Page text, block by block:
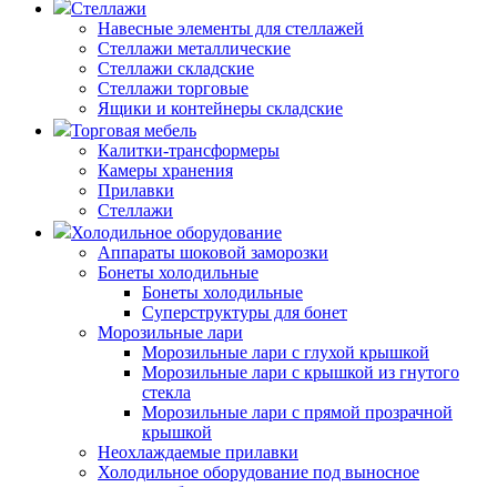
Стеллажи
Навесные элементы для стеллажей
Стеллажи металлические
Стеллажи складские
Стеллажи торговые
Ящики и контейнеры складские
Торговая мебель
Калитки-трансформеры
Камеры хранения
Прилавки
Стеллажи
Холодильное оборудование
Аппараты шоковой заморозки
Бонеты холодильные
Бонеты холодильные
Суперструктуры для бонет
Морозильные лари
Морозильные лари с глухой крышкой
Морозильные лари с крышкой из гнутого
стекла
Морозильные лари с прямой прозрачной
крышкой
Неохлаждаемые прилавки
Холодильное оборудование под выносное